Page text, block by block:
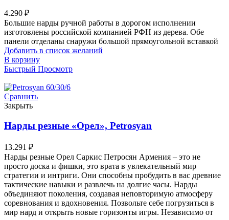
4.290 ₽
Большие нарды ручной работы в дорогом исполнении
изготовлены российской компанией РФН из дерева. Обе
панели отделаны снаружи большой прямоугольной вставкой
Добавить в список желаний
В корзину
Быстрый Просмотр
Сравнить
Закрыть
Нарды резные «Орел», Petrosyan
13.291 ₽
Нарды резные Орел Саркис Петросян Армения – это не
просто доска и фишки, это врата в увлекательный мир
стратегии и интриги. Они способны пробудить в вас древние
тактические навыки и развлечь на долгие часы. Нарды
объединяют поколения, создавая неповторимую атмосферу
соревнования и вдохновения. Позвольте себе погрузиться в
мир нард и открыть новые горизонты игры. Независимо от